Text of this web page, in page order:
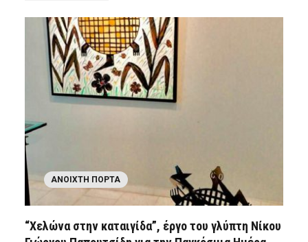
ΑΝΟΙΧΤΉ ΠΌΡΤΑ
“Χελώνα στην καταιγίδα”, έργο του γλύπτη Νίκου